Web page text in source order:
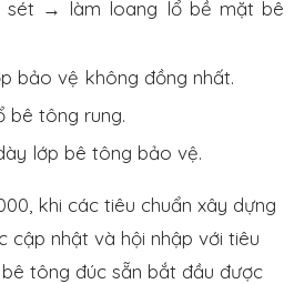
sét → làm loang lổ bề mặt bê
bảo vệ không đồng nhất.
bê tông rung.
lớp bê tông bảo vệ.
khi các tiêu chuẩn xây dựng
cập nhật và hội nhập với tiêu
tông đúc sẵn bắt đầu được